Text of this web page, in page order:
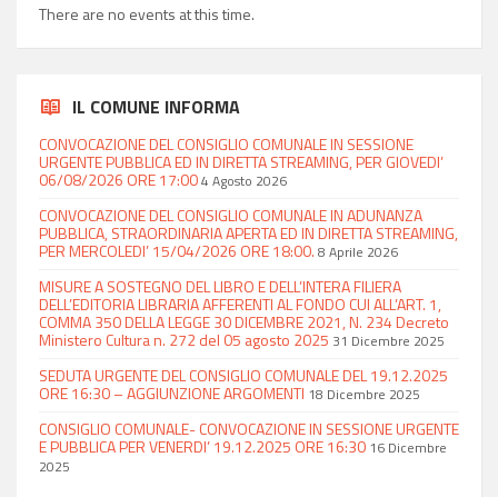
There are no events at this time.
IL COMUNE INFORMA
CONVOCAZIONE DEL CONSIGLIO COMUNALE IN SESSIONE
URGENTE PUBBLICA ED IN DIRETTA STREAMING, PER GIOVEDI’
06/08/2026 ORE 17:004 Agosto 2026
CONVOCAZIONE DEL CONSIGLIO COMUNALE IN ADUNANZA
PUBBLICA, STRAORDINARIA APERTA ED IN DIRETTA STREAMING,
PER MERCOLEDI’ 15/04/2026 ORE 18:00. 8 Aprile 2026
MISURE A SOSTEGNO DEL LIBRO E DELL’INTERA FILIERA
DELL’EDITORIA LIBRARIA AFFERENTI AL FONDO CUI ALL’ART. 1,
COMMA 350 DELLA LEGGE 30 DICEMBRE 2021, N. 234 Decreto
Ministero Cultura n. 272 del 05 agosto 2025 31 Dicembre 2025
SEDUTA URGENTE DEL CONSIGLIO COMUNALE DEL 19.12.2025
ORE 16:30 – AGGIUNZIONE ARGOMENTI 18 Dicembre 2025
CONSIGLIO COMUNALE- CONVOCAZIONE IN SESSIONE URGENTE
E PUBBLICA PER VENERDI’ 19.12.2025 ORE 16:30 16 Dicembre
2025